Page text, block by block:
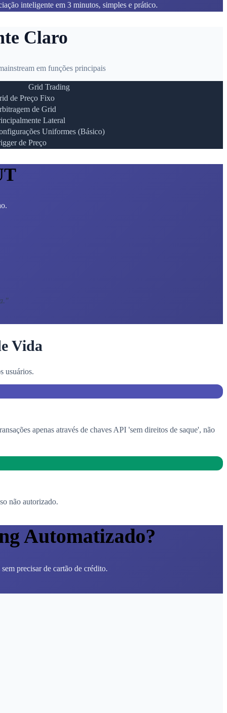
inteligente em 3 minutos, simples e prático.
Claro
em funções principais
Grid Trading
de Preço Fixo
de Grid
Lateral
Uniformes (Básico)
de Preço
"
Vida
usuários.
apenas através de chaves API 'sem direitos de saque', não
não autorizado.
Automatizado?
precisar de cartão de crédito.